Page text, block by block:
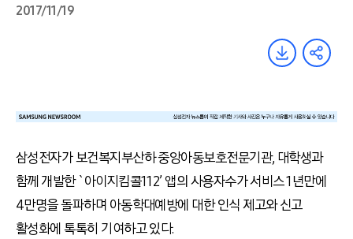
2017/11/19
삼성전자가 보건복지부산하 중앙아동보호전문기관, 대학생과
함께 개발한 `아이지킴콜112’ 앱의 사용자수가 서비스 1년만에
4만명을 돌파하며 아동학대예방에 대한 인식 제고와 신고
활성화에 톡톡히 기여하고 있다.